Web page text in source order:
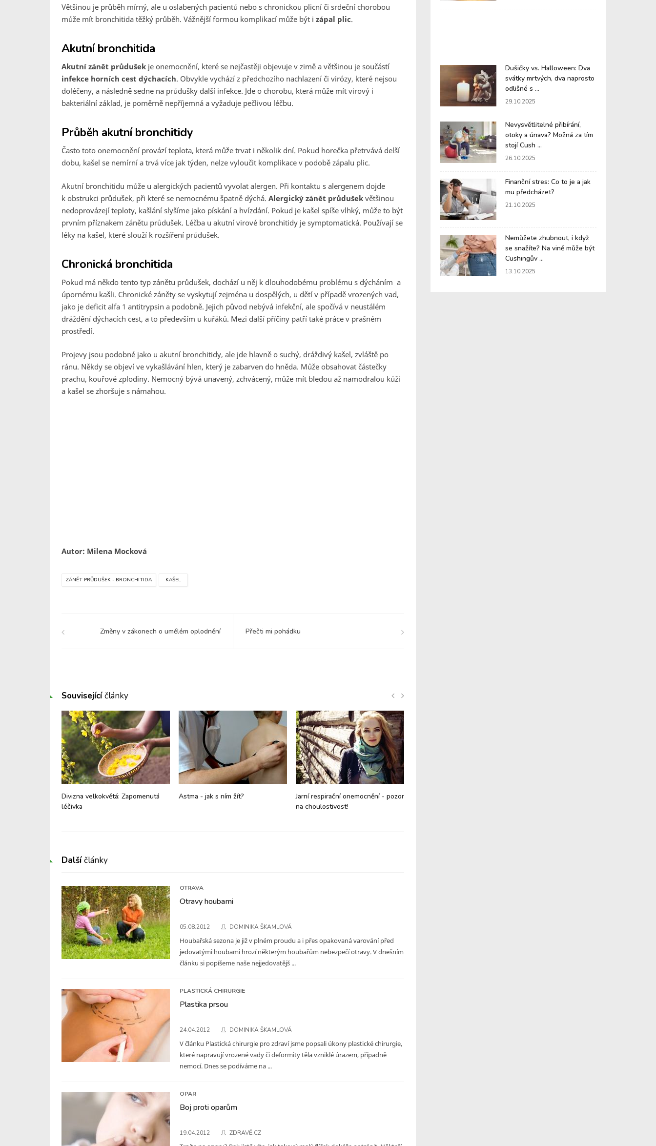
Většinou je průběh mírný, ale u oslabených pacientů nebo s chronickou plicní či srdeční chorobou
může mít bronchitida těžký průběh. Vážnější formou komplikací může být i zápal plic.
Akutní bronchitida
Akutní zánět průdušek je onemocnění, které se nejčastěji objevuje v zimě a většinou je součástí
infekce horních cest dýchacích. Obvykle vychází z předchozího nachlazení či virózy, které nejsou
doléčeny, a následně sedne na průdušky další infekce. Jde o chorobu, která může mít virový i
bakteriální základ, je poměrně nepříjemná a vyžaduje pečlivou léčbu.
Průběh akutní bronchitidy
Často toto onemocnění provází teplota, která může trvat i několik dní. Pokud horečka přetrvává delší
dobu, kašel se nemírní a trvá více jak týden, nelze vyloučit komplikace v podobě zápalu plic.
Akutní bronchitidu může u alergických pacientů vyvolat alergen. Při kontaktu s alergenem dojde
k obstrukci průdušek, při které se nemocnému špatně dýchá. Alergický zánět průdušek většinou
nedoprovázejí teploty, kašlání slyšíme jako pískání a hvízdání. Pokud je kašel spíše vlhký, může to být
prvním příznakem zánětu průdušek. Léčba u akutní virové bronchitidy je symptomatická. Používají se
léky na kašel, které slouží k rozšíření průdušek.
Chronická bronchitida
Pokud má někdo tento typ zánětu průdušek, dochází u něj k dlouhodobému problému s dýcháním a
úpornému kašli. Chronické záněty se vyskytují zejména u dospělých, u dětí v případě vrozených vad,
jako je deficit alfa 1 antitrypsin a podobně. Jejich původ nebývá infekční, ale spočívá v neustálém
dráždění dýchacích cest, a to především u kuřáků. Mezi další příčiny patří také práce v prašném
prostředí.
Projevy jsou podobné jako u akutní bronchitidy, ale jde hlavně o suchý, dráždivý kašel, zvláště po
ránu. Někdy se objeví ve vykašlávání hlen, který je zabarven do hněda. Může obsahovat částečky
prachu, kouřové zplodiny. Nemocný bývá unavený, zchvácený, může mít bledou až namodralou kůži
a kašel se zhoršuje s námahou.
Autor: Milena Mocková
ZÁNĚT PRŮDUŠEK - BRONCHITIDA KAŠEL
Změny v zákonech o umělém oplodnění Přečti mi pohádku
Dušičky vs. Halloween: Dva
svátky mrtvých, dva naprosto
odlišné s ...
29.10.2025
Nevysvětlitelné přibírání,
otoky a únava? Možná za tím
stojí Cush ...
26.10.2025
Finanční stres: Co to je a jak
mu předcházet?
21.10.2025
Nemůžete zhubnout, i když
se snažíte? Na vině může být
Cushingův ...
13.10.2025
Souvisejícíčlánky
Divizna velkokvětá: Zapomenutá
léčivka
Astma - jak s ním žít?
Jarní respirační onemocnění - pozor
na choulostivost!
Dalšíčlánky
OTRAVA
Otravy houbami
05.08.2012 DOMINIKA ŠKAMLOVÁ
Houbařská sezona je již v plném proudu a i přes opakovaná varování před
jedovatými houbami hrozí některým houbařům nebezpečí otravy. V dnešním
článku si popíšeme naše nejjedovatějš ...
PLASTICKÁ CHIRURGIE
Plastika prsou
24.04.2012 DOMINIKA ŠKAMLOVÁ
V článku Plastická chirurgie pro zdraví jsme popsali úkony plastické chirurgie,
které napravují vrozené vady či deformity těla vzniklé úrazem, případně
nemocí. Dnes se podíváme na ...
OPAR
Boj proti oparům
19.04.2012 ZDRAVĚ.CZ